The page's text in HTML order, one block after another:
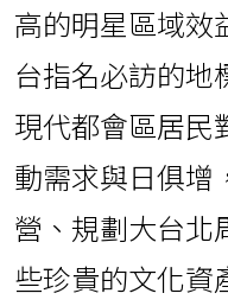
高的明星區域效
台指名必訪的地
現代都會區居民
動需求與日俱增
營、規劃大台北
些珍貴的文化資